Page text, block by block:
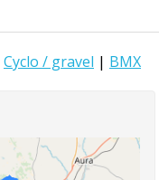
Cyclo / gravel | BMX